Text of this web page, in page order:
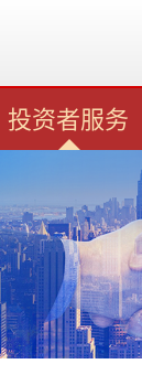
投资者服务